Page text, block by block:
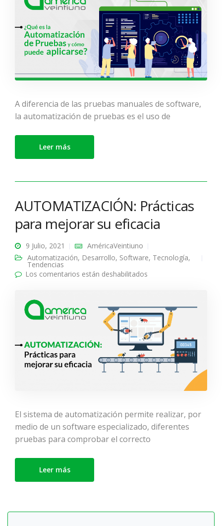
A diferencia de las pruebas manuales de software,
la automatización de pruebas es el uso de
Leer más
AUTOMATIZACIÓN: Prácticas
para mejorar su eficacia
9 Julio, 2021
AméricaVeintiuno
Automatización, Desarrollo, Software, Tecnología,
Tendencias
Los comentarios están deshabilitados
El sistema de automatización permite realizar, por
medio de un software especializado, diferentes
pruebas para comprobar el correcto
Leer más